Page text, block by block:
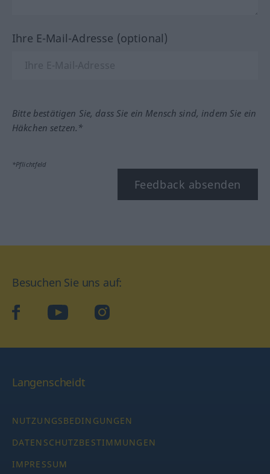
Ihre E-Mail-Adresse (optional)
Bitte bestätigen Sie, dass Sie ein Mensch sind, indem Sie ein
Häkchen setzen.*
*Pflichtfeld
Feedback absenden
Besuchen Sie uns auf:
facebookYouTube Instagram
Langenscheidt
NUTZUNGSBEDINGUNGEN
DATENSCHUTZBESTIMMUNGEN
IMPRESSUM